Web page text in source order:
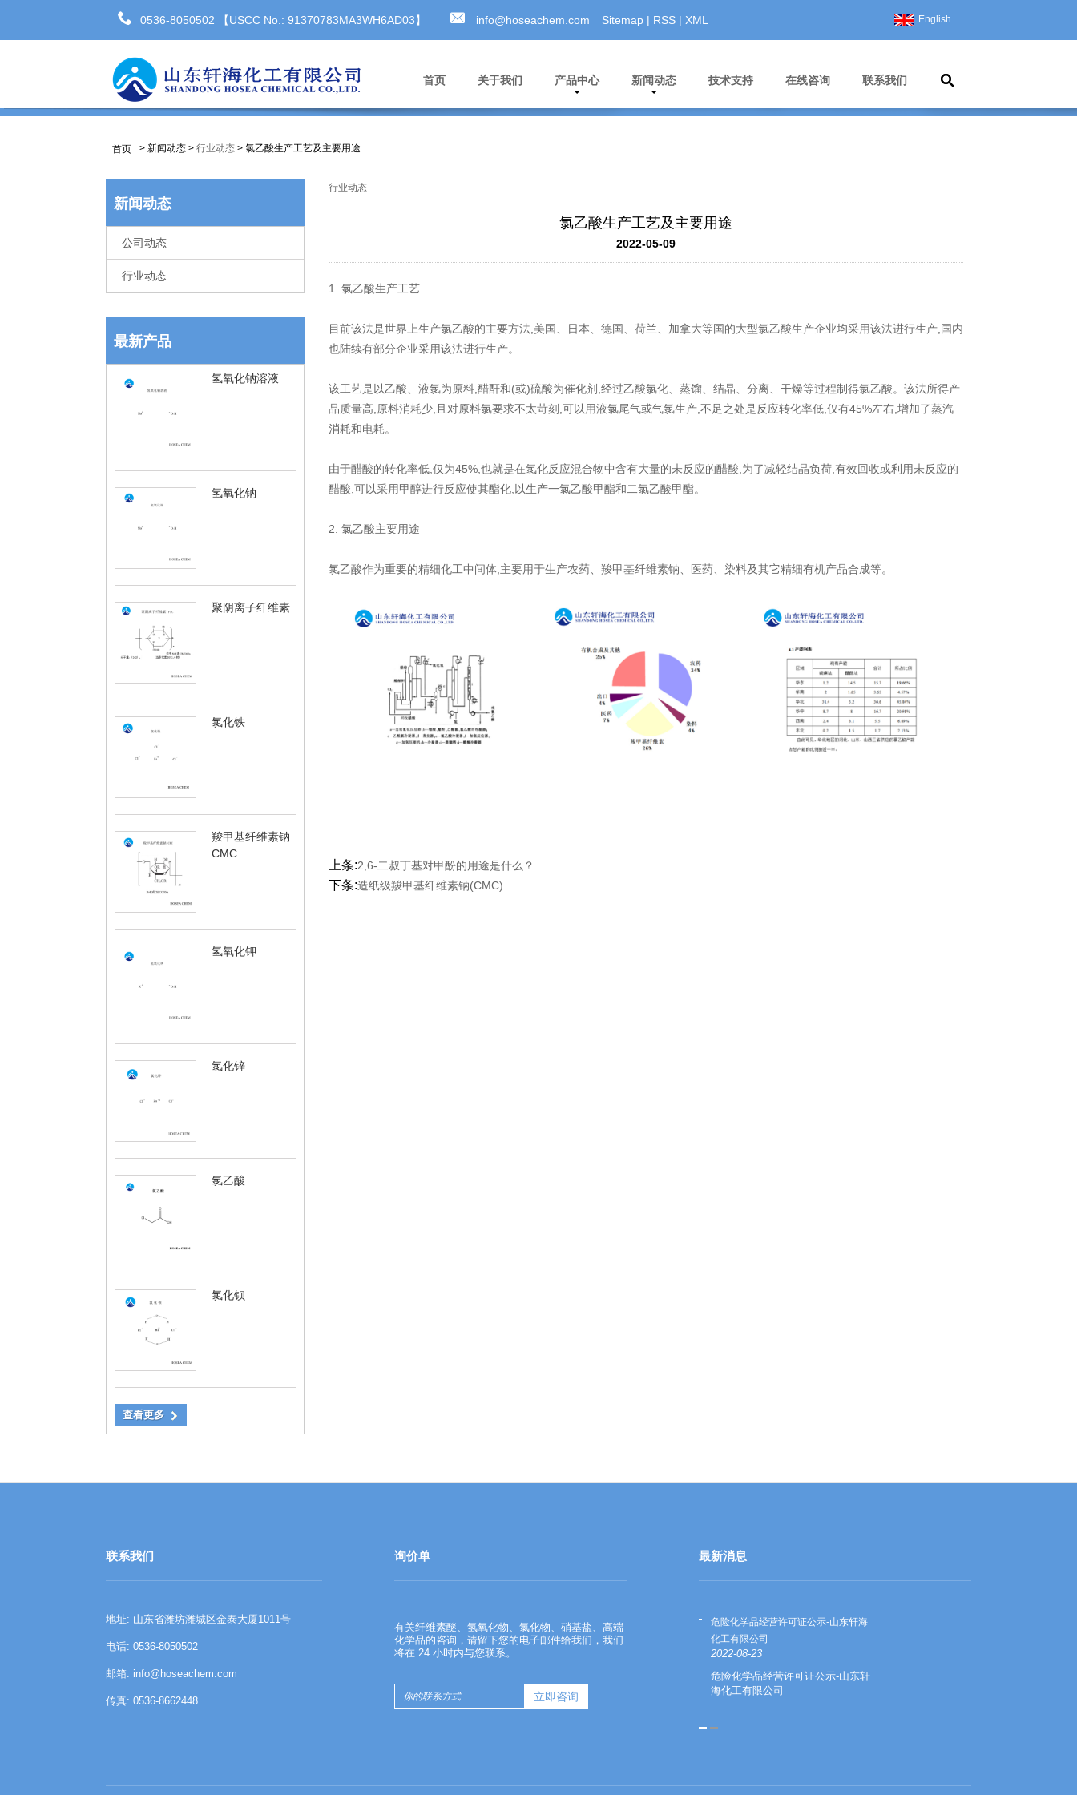
English
0536-8050502 【USCC No.: 91370783MA3WH6AD03】 info@hoseachem.com Sitemap | RSS | XML
首页 关于我们 产品中心 新闻动态 技术支持 在线咨询 联系我们
首页 > 新闻动态 > 行业动态 > 氯乙酸生产工艺及主要用途
新闻动态
公司动态
行业动态
最新产品
氢氧化钠溶液
氢氧化钠
聚阴离子纤维素
氯化铁
羧甲基纤维素钠
CMC
氢氧化钾
氯化锌
氯乙酸
氯化钡
查看更多
行业动态
氯乙酸生产工艺及主要用途
2022-05-09
1. 氯乙酸生产工艺
目前该法是世界上生产氯乙酸的主要方法,美国、日本、德国、荷兰、加拿大等国的大型氯乙酸生产企业均采用该法进行生产,国内
也陆续有部分企业采用该法进行生产。
该工艺是以乙酸、液氯为原料,醋酐和(或)硫酸为催化剂,经过乙酸氯化、蒸馏、结晶、分离、干燥等过程制得氯乙酸。该法所得产
品质量高,原料消耗少,且对原料氯要求不太苛刻,可以用液氯尾气或气氯生产,不足之处是反应转化率低,仅有45%左右,增加了蒸汽
消耗和电耗。
由于醋酸的转化率低,仅为45%,也就是在氯化反应混合物中含有大量的未反应的醋酸,为了减轻结晶负荷,有效回收或利用未反应的
醋酸,可以采用甲醇进行反应使其酯化,以生产一氯乙酸甲酯和二氯乙酸甲酯。
2. 氯乙酸主要用途
氯乙酸作为重要的精细化工中间体,主要用于生产农药、羧甲基纤维素钠、医药、染料及其它精细有机产品合成等。
上条:2,6-二叔丁基对甲酚的用途是什么？
下条:造纸级羧甲基纤维素钠(CMC)
联系我们
地址: 山东省潍坊潍城区金泰大厦1011号
电话: 0536-8050502
邮箱: info@hoseachem.com
传真: 0536-8662448
询价单
有关纤维素醚、氢氧化物、氯化物、硝基盐、高端
化学品的咨询，请留下您的电子邮件给我们，我们
将在 24 小时内与您联系。
最新消息
羧甲基纤维素钠与聚阴离子纤维素的关
系
2021-11-09
的关系
危险化学品经营许可证公示-山东轩海
化工有限公司
2022-08-23
危险化学品经营许可证公示-山东轩
海化工有限公司